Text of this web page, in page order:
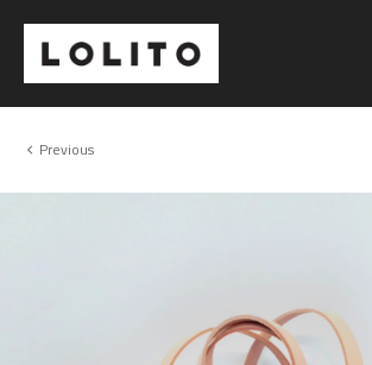
Previous